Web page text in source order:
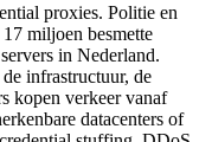
proxies. Politie en
miljoen besmette
in Nederland.
infrastructuur, de
kopen verkeer vanaf
datacenters of